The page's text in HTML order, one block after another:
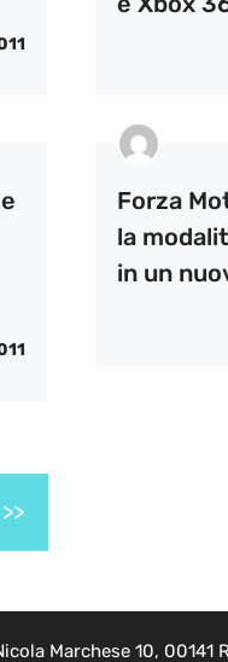
Forza
la
in un
>>
Marchese 10, 00141